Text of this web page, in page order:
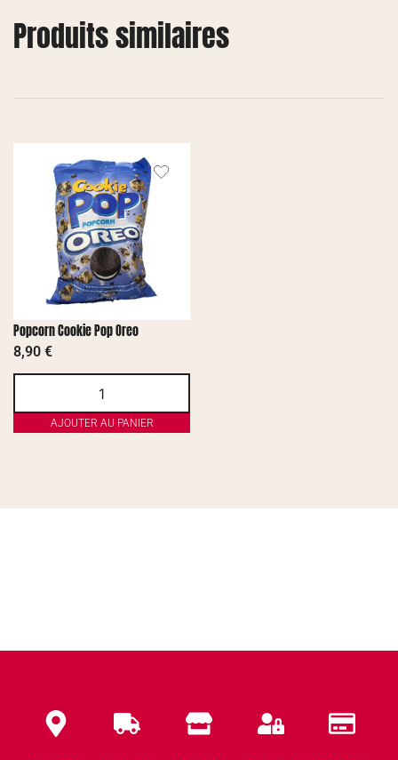
Produits similaires
Popcorn Cookie Pop Oreo
8,90 €
AJOUTER AU PANIER